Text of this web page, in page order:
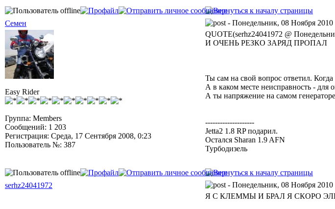
Семен - Понедельник, 08 Ноября 2010
Easy Rider
Группа: Members
Сообщений: 1 203
Регистрация: Среда, 17 Сентября 2008, 0:23
Пользователь №: 387
QUOTE(serhz24041972 @
И ОЧЕНЬ РЕЗКО ЗАРЯД ПРОПАЛ
Ты сам на свой вопрос ответил.
А в каком месте неисправность -
А ты напряжение на самом
--------------------
Jetta2 1.8 RP подарил.
Остался Sharan 1.9 AFN
Турбодизель
serhz24041972 - Понедельник, 08 Ноября 2010
Я С КЛЕММЫ И БРАЛ Я СКОРО